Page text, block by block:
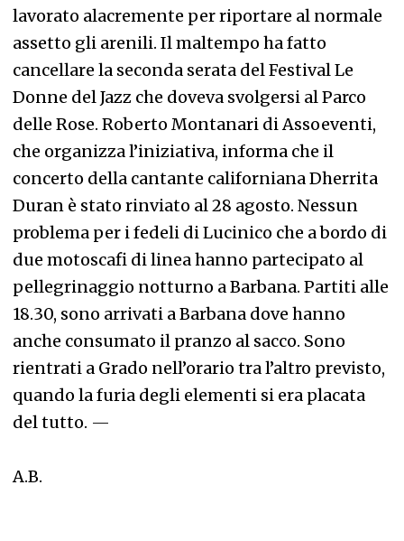
lavorato alacremente per riportare al normale
assetto gli arenili. Il maltempo ha fatto
cancellare la seconda serata del Festival Le
Donne del Jazz che doveva svolgersi al Parco
delle Rose. Roberto Montanari di Assoeventi,
che organizza l’iniziativa, informa che il
concerto della cantante californiana Dherrita
Duran è stato rinviato al 28 agosto. Nessun
problema per i fedeli di Lucinico che a bordo di
due motoscafi di linea hanno partecipato al
pellegrinaggio notturno a Barbana. Partiti alle
18.30, sono arrivati a Barbana dove hanno
anche consumato il pranzo al sacco. Sono
rientrati a Grado nell’orario tra l’altro previsto,
quando la furia degli elementi si era placata
del tutto. —
A.B.